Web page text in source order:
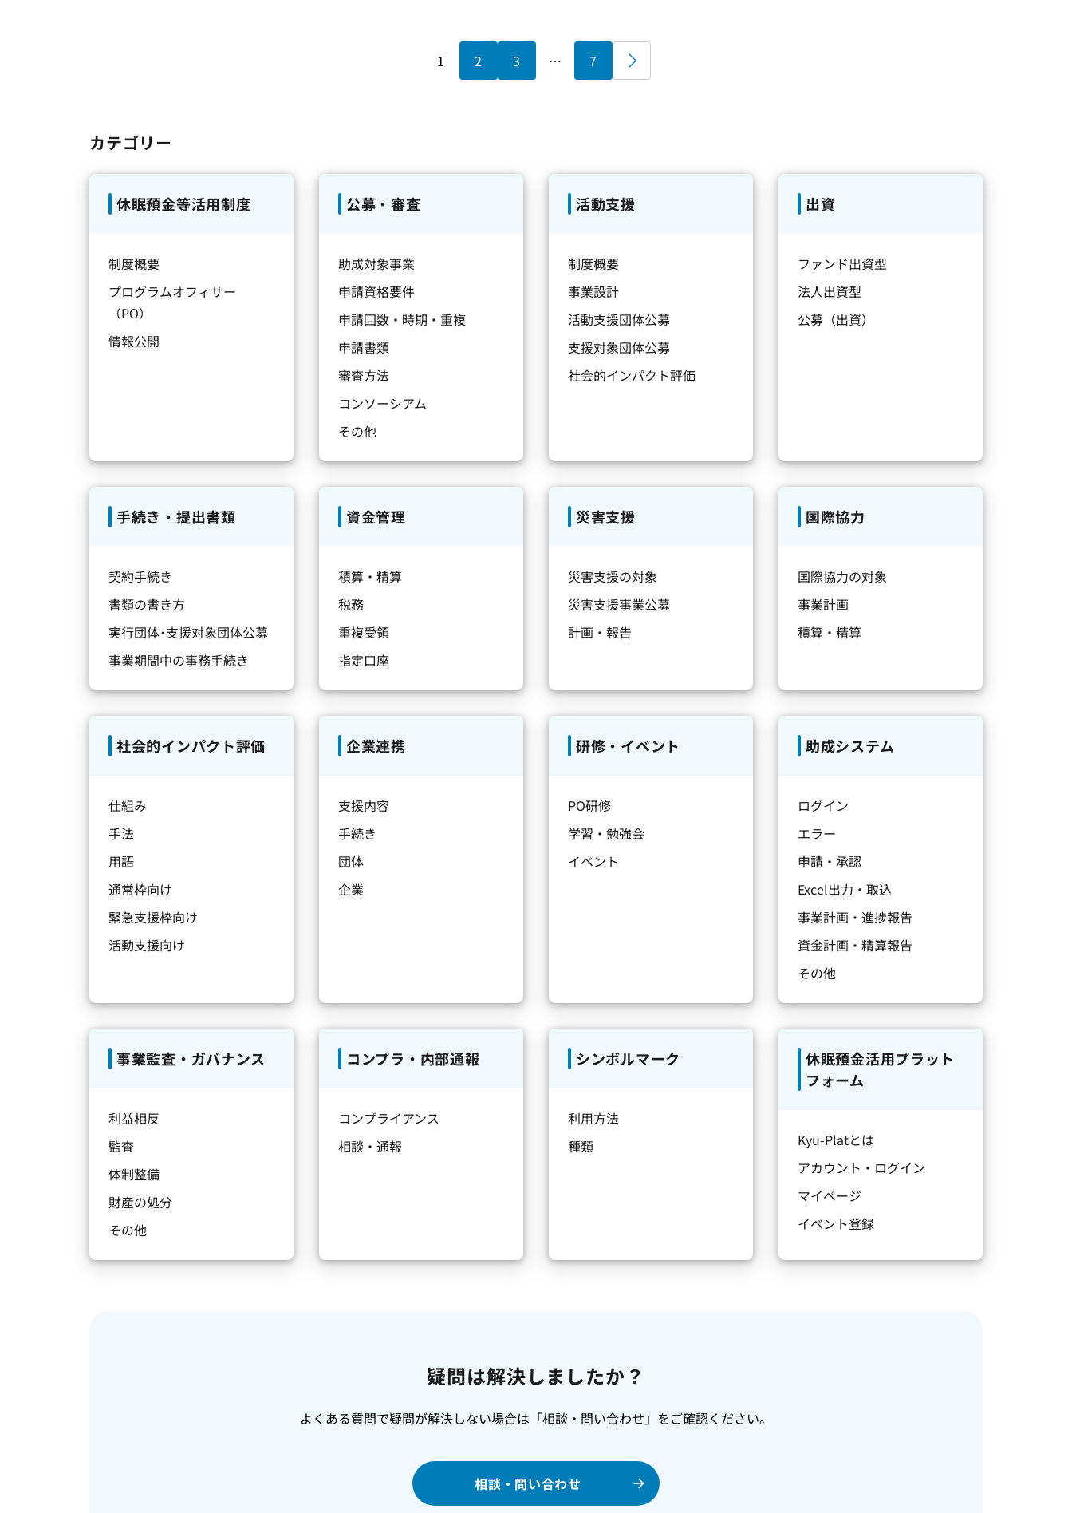
1 2 3 … 7 »
カテゴリー
休眠預金等活用制度
制度概要
プログラムオフィサー
（PO）
情報公開
公募・審査
助成対象事業
申請資格要件
申請回数・時期・重複
申請書類
審査方法
コンソーシアム
その他
活動支援
制度概要
事業設計
活動支援団体公募
支援対象団体公募
社会的インパクト評価
出資
ファンド出資型
法人出資型
公募（出資）
手続き・提出書類
契約手続き
書類の書き方
実行団体･支援対象団体公募
事業期間中の事務手続き
資金管理
積算・精算
税務
重複受領
指定口座
災害支援
災害支援の対象
災害支援事業公募
計画・報告
国際協力
国際協力の対象
事業計画
積算・精算
社会的インパクト評価
仕組み
手法
用語
通常枠向け
緊急支援枠向け
活動支援向け
企業連携
支援内容
手続き
団体
企業
研修・イベント
PO研修
学習・勉強会
イベント
助成システム
ログイン
エラー
申請・承認
Excel出力・取込
事業計画・進捗報告
資金計画・精算報告
その他
事業監査・ガバナンス
利益相反
監査
体制整備
財産の処分
その他
コンプラ・内部通報
コンプライアンス
相談・通報
シンボルマーク
利用方法
種類
休眠預金活用プラット
フォーム
Kyu-Platとは
アカウント・ログイン
マイページ
イベント登録
疑問は解決しましたか？
よくある質問で疑問が解決しない場合は「相談・問い合わせ」をご確認ください。
相談・問い合わせ